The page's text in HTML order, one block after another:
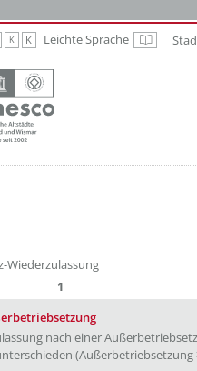
K K Leichte Sprache Leichte
Wiederzulassung
1
nach einer
(Außerbetriebsetzung